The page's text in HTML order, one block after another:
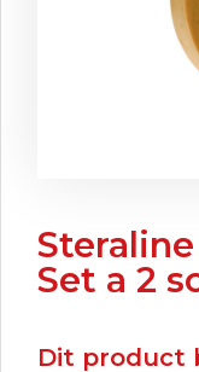
Set a 2
Dit product